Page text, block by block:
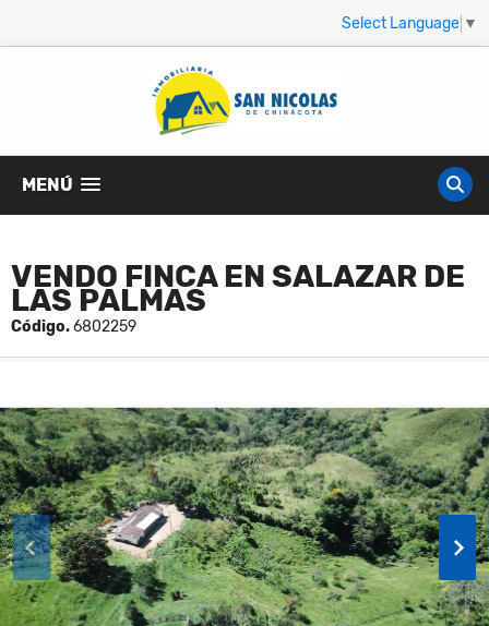
Select Language ▼
MENÚ
VENDO FINCA EN SALAZAR DE
LAS PALMAS
Código.6802259